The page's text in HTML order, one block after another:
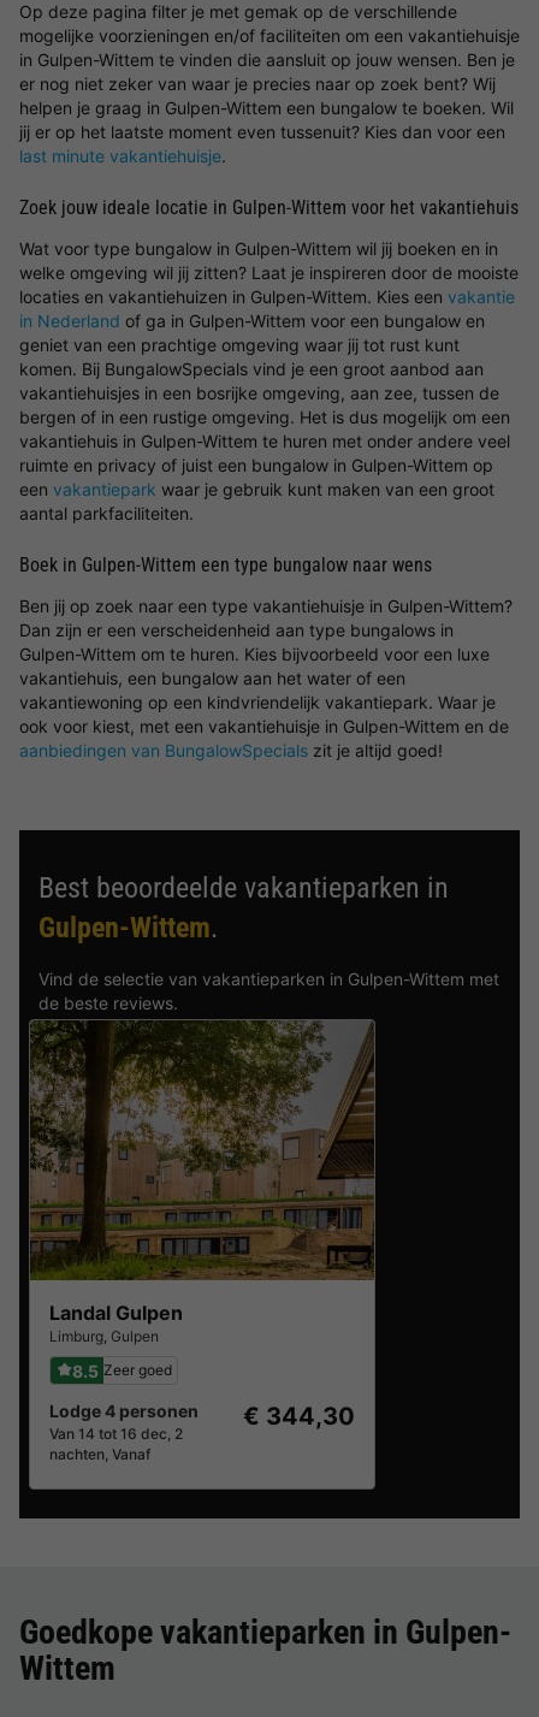
Op deze pagina filter je met gemak op de verschillende
mogelijke voorzieningen en/of faciliteiten om een vakantiehuisje
in Gulpen-Wittem te vinden die aansluit op jouw wensen. Ben je
er nog niet zeker van waar je precies naar op zoek bent? Wij
helpen je graag in Gulpen-Wittem een bungalow te boeken. Wil
jij er op het laatste moment even tussenuit? Kies dan voor een
last minute vakantiehuisje.
Zoek jouw ideale locatie in Gulpen-Wittem voor het vakantiehuis
Wat voor type bungalow in Gulpen-Wittem wil jij boeken en in
welke omgeving wil jij zitten? Laat je inspireren door de mooiste
locaties en vakantiehuizen in Gulpen-Wittem. Kies een vakantie
in Nederland of ga in Gulpen-Wittem voor een bungalow en
geniet van een prachtige omgeving waar jij tot rust kunt
komen. Bij BungalowSpecials vind je een groot aanbod aan
vakantiehuisjes in een bosrijke omgeving, aan zee, tussen de
bergen of in een rustige omgeving. Het is dus mogelijk om een
vakantiehuis in Gulpen-Wittem te huren met onder andere veel
ruimte en privacy of juist een bungalow in Gulpen-Wittem op
een vakantiepark waar je gebruik kunt maken van een groot
aantal parkfaciliteiten.
Boek in Gulpen-Wittem een type bungalow naar wens
Ben jij op zoek naar een type vakantiehuisje in Gulpen-Wittem?
Dan zijn er een verscheidenheid aan type bungalows in
Gulpen-Wittem om te huren. Kies bijvoorbeeld voor een luxe
vakantiehuis, een bungalow aan het water of een
vakantiewoning op een kindvriendelijk vakantiepark. Waar je
ook voor kiest, met een vakantiehuisje in Gulpen-Wittem en de
aanbiedingen van BungalowSpecials zit je altijd goed!
Best beoordeelde vakantieparken in
Gulpen-Wittem.
Vind de selectie van vakantieparken in Gulpen-Wittem met
de beste reviews.
Landal Gulpen
Limburg, Gulpen
8.5 Zeer goed
Lodge 4 personen
Van 14 tot 16 dec, 2
nachten, Vanaf
€ 344,30
Goedkope vakantieparken in Gulpen-
Wittem